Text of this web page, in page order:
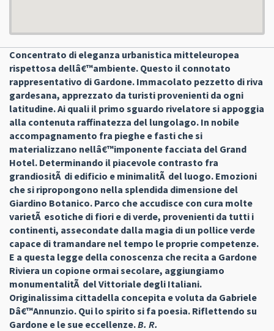
Concentrato di eleganza urbanistica mitteleuropea
rispettosa dellâ€™ambiente. Questo il connotato
rappresentativo di Gardone. Immacolato pezzetto di riva
gardesana, apprezzato da turisti provenienti da ogni
latitudine. Ai quali il primo sguardo rivelatore si appoggia
alla contenuta raffinatezza del lungolago. In nobile
accompagnamento fra pieghe e fasti che si
materializzano nellâ€™imponente facciata del Grand
Hotel. Determinando il piacevole contrasto fra
grandiositÃ di edificio e minimalitÃ del luogo. Emozioni
che si ripropongono nella splendida dimensione del
Giardino Botanico. Parco che accudisce con cura molte
varietÃ esotiche di fiori e di verde, provenienti da tutti i
continenti, assecondate dalla magia di un pollice verde
capace di tramandare nel tempo le proprie competenze.
E a questa legge della conoscenza che recita a Gardone
Riviera un copione ormai secolare, aggiungiamo
monumentalitÃ del Vittoriale degli Italiani.
Originalissima cittadella concepita e voluta da Gabriele
Dâ€™Annunzio. Qui lo spirito si fa poesia. Riflettendo su
Gardone e le sue eccellenze.B. R.